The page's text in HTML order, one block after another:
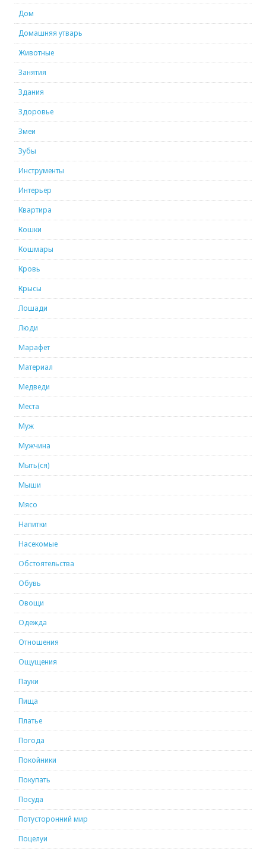
Дом
Домашняя утварь
Животные
Занятия
Здания
Здоровье
Змеи
Зубы
Инструменты
Интерьер
Квартира
Кошки
Кошмары
Кровь
Крысы
Лошади
Люди
Марафет
Материал
Медведи
Места
Муж
Мужчина
Мыть(ся)
Мыши
Мясо
Напитки
Насекомые
Обстоятельства
Обувь
Овощи
Одежда
Отношения
Ощущения
Пауки
Пища
Платье
Погода
Покойники
Покупать
Посуда
Потусторонний мир
Поцелуи